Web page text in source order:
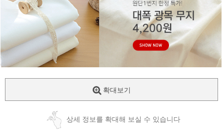
확대보기
상세 정보를 확대해 보실 수 있습니다